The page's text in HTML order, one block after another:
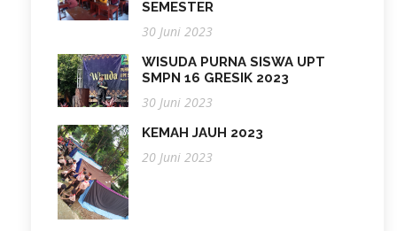
SEMESTER
30 Juni 2023
WISUDA PURNA SISWA UPT
SMPN 16 GRESIK 2023
30 Juni 2023
KEMAH JAUH 2023
20 Juni 2023